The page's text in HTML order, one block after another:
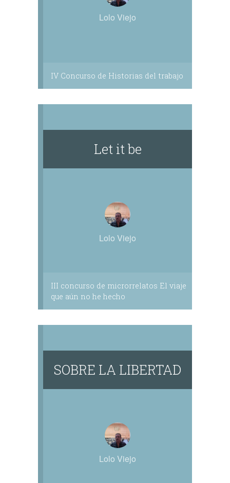
Lolo Viejo
IV Concurso de Historias del trabajo
Let it be
Lolo Viejo
III concurso de microrrelatos El viaje
que aún no he hecho
SOBRE LA LIBERTAD
Lolo Viejo